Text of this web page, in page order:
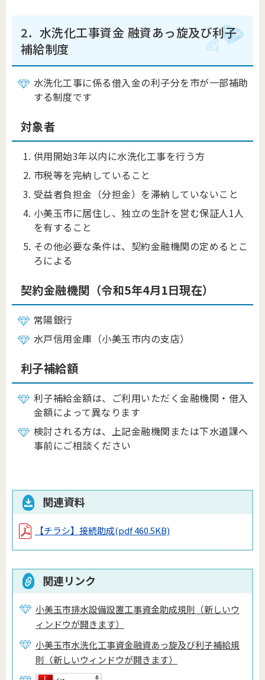
2．水洗化工事資金 融資あっ旋及び利子
補給制度
水洗化工事に係る借入金の利子分を市が一部補助
する制度です
対象者
供用開始3年以内に水洗化工事を行う方
市税等を完納していること
受益者負担金（分担金）を滞納していないこと
小美玉市に居住し、独立の生計を営む保証人1人
を有すること
その他必要な条件は、契約金融機関の定めるとこ
ろによる
契約金融機関（令和5年4月1日現在）
常陽銀行
水戸信用金庫（小美玉市内の支店）
利子補給額
利子補給金額は、ご利用いただく金融機関・借入
金額によって異なります
検討される方は、上記金融機関または下水道課へ
事前にご相談ください
関連資料
【チラシ】接続助成(pdf 460.5KB)
関連リンク
小美玉市排水設備設置工事資金助成規則（新しいウ
ィンドウが開きます）
小美玉市水洗化工事資金融資あっ旋及び利子補給規
則（新しいウィンドウが開きます）